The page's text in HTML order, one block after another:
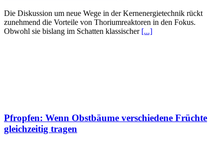
Die Diskussion um neue Wege in der Kernenergietechnik rückt
zunehmend die Vorteile von Thoriumreaktoren in den Fokus.
Obwohl sie bislang im Schatten klassischer [...]
Pfropfen: Wenn Obstbäume verschiedene Früchte
gleichzeitig tragen